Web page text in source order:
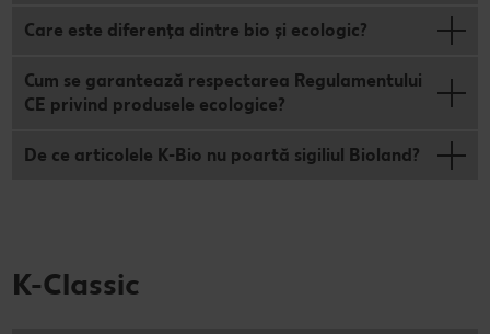
Care este diferența dintre bio și ecologic?
Cum se garantează respectarea Regulamentului
CE privind produsele ecologice?
De ce articolele K-Bio nu poartă sigiliul Bioland?
K-Classic